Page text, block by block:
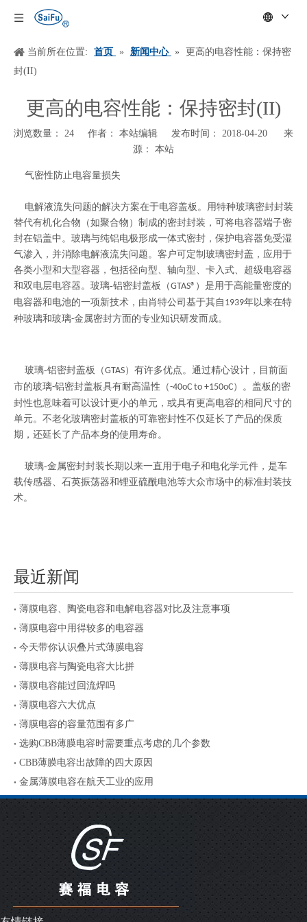
当前所在位置: 首页 » 新闻中心 »
更高的电容性能：保持密
封(II)
更高的电容性能：保持密封(II)
浏览数量： 24 作者： 本站编辑 发布时间： 2018-04-20 来
源： 本站
["wechat","weibo","qzone","douban","email"]
气密性防止电容量损失
电解液流失问题的解决方案在于电容盖板。用特种玻璃密封封装
替代有机化合物（如聚合物）制成的密封封装，可将电容器端子密
封在铝盖中。玻璃与纯铝电极形成一体式密封，保护电容器免受湿
气渗入，并消除电解液流失问题。客户可定制玻璃密封盖，应用于
各类小型和大型容器，包括径向型、轴向型、卡入式、超级电容器
和双电层电容器。玻璃-铝密封盖板（GTAS® ）是用于高能量密度的
电容器和电池的一项新技术，由肖特公司基于其自 1939年以来在特
种玻璃和玻璃-金属密封方面的专业知识研发而成。
玻璃-铝密封盖板（GTAS）有许多优点。通过精心设计，目前面
市的玻璃-铝密封盖板具有耐高温性（-40oC to +150oC）。盖板的密
封性也意味着可以设计更小的单元，或具有更高电容的相同尺寸的
单元。不老化玻璃密封盖板的可靠密封性不仅延长了产品的保质
期，还延长了产品本身的使用寿命。
玻璃-金属密封封装长期以来一直用于电子和电化学元件，是车
载传感器、石英振荡器和锂亚硫酰电池等大众市场中的标准封装技
术。
最近新闻
薄膜电容、陶瓷电容和电解电容器对比及注意事项
薄膜电容中用得较多的电容器
今天带你认识叠片式薄膜电容
薄膜电容与陶瓷电容大比拼
薄膜电容能过回流焊吗
薄膜电容六大优点
薄膜电容的容量范围有多广
选购CBB薄膜电容时需要重点考虑的几个参数
CBB薄膜电容出故障的四大原因
金属薄膜电容在航天工业的应用